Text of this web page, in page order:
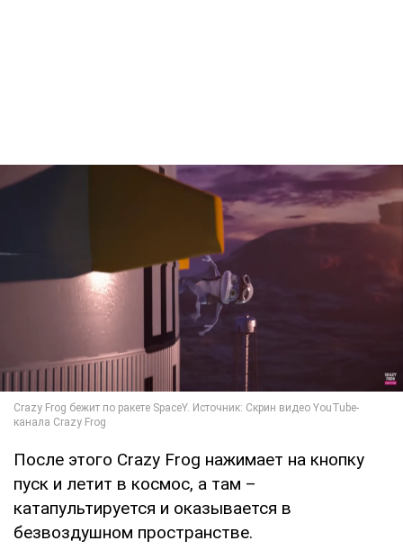
После этого Crazy Frog нажимает на кнопку
пуск и летит в космос, а там –
катапультируется и оказывается в
безвоздушном пространстве.